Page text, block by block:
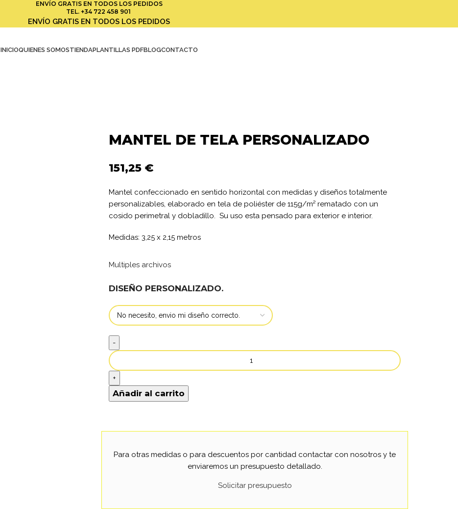
ENVÍO GRATIS EN TODOS LOS PEDIDOS
TEL. +34 722 458 901
ENVÍO GRATIS EN TODOS LOS PEDIDOS
INICIOQUIENES SOMOSTIENDAPLANTILLAS PDFBLOGCONTACTO
MANTEL DE TELA PERSONALIZADO
151,25 €
Mantel confeccionado en sentido horizontal con medidas y diseños totalmente
personalizables, elaborado en tela de poliéster de 115g/m² rematado con un
cosido perimetral y dobladillo. Su uso esta pensado para exterior e interior.
Medidas: 3,25 x 2,15 metros
Multiples archivos
DISEÑO PERSONALIZADO.
Añadir al carrito
Para otras medidas o para descuentos por cantidad contactar con nosotros y te
enviaremos un presupuesto detallado.
Solicitar presupuesto